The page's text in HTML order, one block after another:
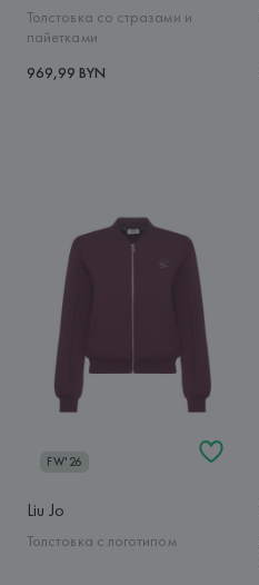
Толстовка со стразами и
пайетками
969,99 BYN
FW'26
Liu Jo
Толстовка с логотипом